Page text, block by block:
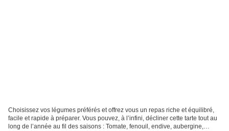
Choisissez vos légumes préférés et offrez vous un repas riche et équilibré,
facile et rapide à préparer. Vous pouvez, à l’infini, décliner cette tarte tout au
long de l’année au fil des saisons : Tomate, fenouil, endive, aubergine,